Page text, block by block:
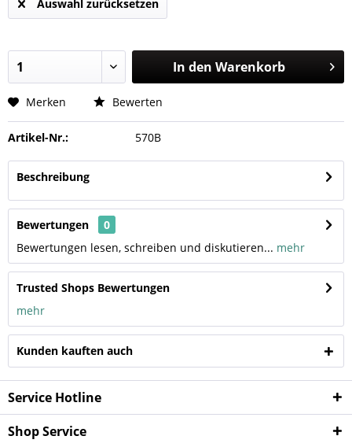
Auswahl zurücksetzen
In den Warenkorb
Merken Bewerten
Artikel-Nr.: 570B
Beschreibung
Bewertungen
0
Bewertungen lesen, schreiben und diskutieren... mehr
Trusted Shops Bewertungen
mehr
Kunden kauften auch
Service Hotline
Shop Service